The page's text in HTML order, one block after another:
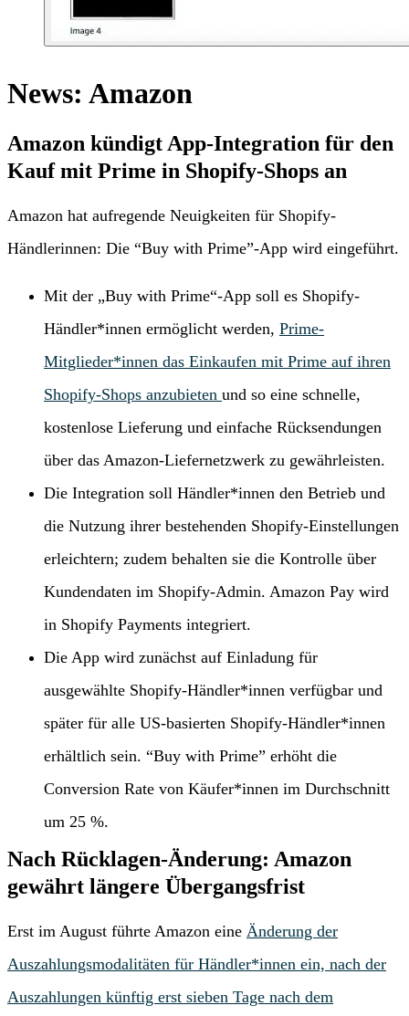
News: Amazon
Amazon kündigt App-Integration für den
Kauf mit Prime in Shopify-Shops an
Amazon hat aufregende Neuigkeiten für Shopify-
Händlerinnen: Die “Buy with Prime”-App wird eingeführt.
Mit der „Buy with Prime“-App soll es Shopify-
Händler*innen ermöglicht werden, Prime-
Mitglieder*innen das Einkaufen mit Prime auf ihren
Shopify-Shops anzubieten und so eine schnelle,
kostenlose Lieferung und einfache Rücksendungen
über das Amazon-Liefernetzwerk zu gewährleisten.
Die Integration soll Händler*innen den Betrieb und
die Nutzung ihrer bestehenden Shopify-Einstellungen
erleichtern; zudem behalten sie die Kontrolle über
Kundendaten im Shopify-Admin. Amazon Pay wird
in Shopify Payments integriert.
Die App wird zunächst auf Einladung für
ausgewählte Shopify-Händler*innen verfügbar und
später für alle US-basierten Shopify-Händler*innen
erhältlich sein. “Buy with Prime” erhöht die
Conversion Rate von Käufer*innen im Durchschnitt
um 25 %.
Nach Rücklagen-Änderung: Amazon
gewährt längere Übergangsfrist
Erst im August führte Amazon eine Änderung der
Auszahlungsmodalitäten für Händler*innen ein, nach der
Auszahlungen künftig erst sieben Tage nach dem